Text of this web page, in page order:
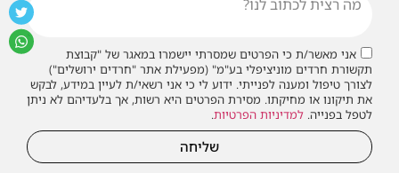
אני מאשר/ת כי הפרטים שמסרתי יישמרו במאגר של "קבוצת
תקשורת חרדים מוניציפלי בע"מ" (מפעילת אתר "חרדים ירושלים")
לצורך טיפול ומענה לפנייתי. ידוע לי כי אני רשאי/ת לעיין במידע, לבקש
את תיקונו או מחיקתו. מסירת הפרטים היא רשות, אך בלעדיהם לא ניתן
לטפל בפנייה. למדיניות הפרטיות.
שליחה